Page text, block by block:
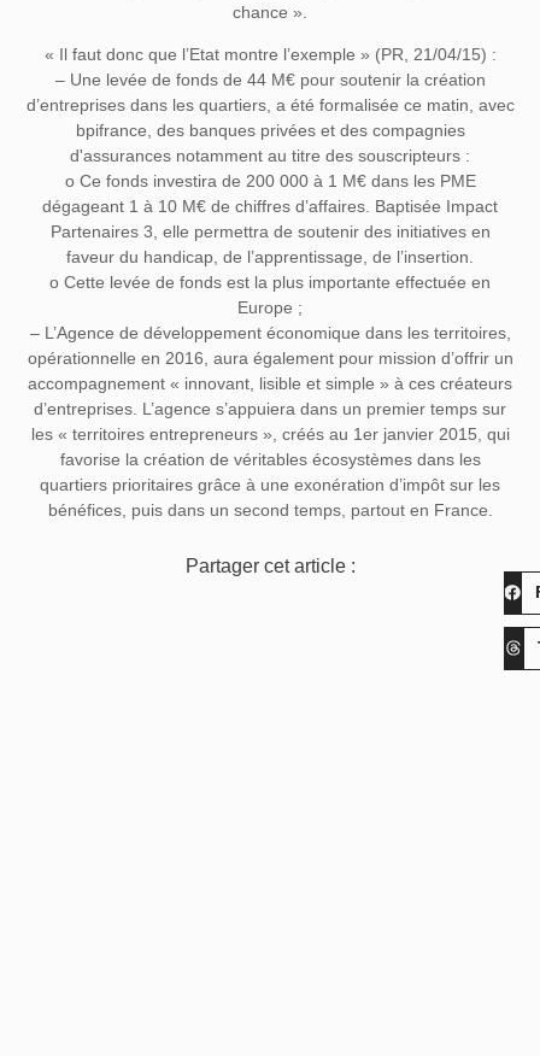
chance ».
« Il faut donc que l’Etat montre l’exemple » (PR, 21/04/15) :
– Une levée de fonds de 44 M€ pour soutenir la création
d’entreprises dans les quartiers, a été formalisée ce matin, avec
bpifrance, des banques privées et des compagnies
d'assurances notamment au titre des souscripteurs :
o Ce fonds investira de 200 000 à 1 M€ dans les PME
dégageant 1 à 10 M€ de chiffres d’affaires. Baptisée Impact
Partenaires 3, elle permettra de soutenir des initiatives en
faveur du handicap, de l’apprentissage, de l’insertion.
o Cette levée de fonds est la plus importante effectuée en
Europe ;
– L’Agence de développement économique dans les territoires,
opérationnelle en 2016, aura également pour mission d’offrir un
accompagnement « innovant, lisible et simple » à ces créateurs
d’entreprises. L’agence s’appuiera dans un premier temps sur
les « territoires entrepreneurs », créés au 1er janvier 2015, qui
favorise la création de véritables écosystèmes dans les
quartiers prioritaires grâce à une exonération d’impôt sur les
bénéfices, puis dans un second temps, partout en France.
Partager cet article :